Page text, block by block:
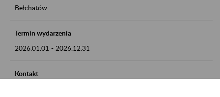
Bełchatów
Termin wydarzenia
2026.01.01 - 2026.12.31
Kontakt